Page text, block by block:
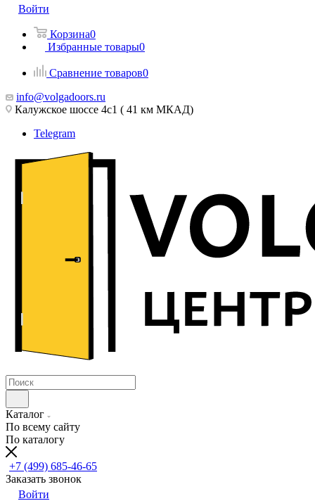
Войти
Корзина0
Избранные товары0
Сравнение товаров0
info@volgadoors.ru
Калужское шоссе 4с1 ( 41 км МКАД)
Telegram
Каталог
По всему сайту
По каталогу
+7 (499) 685-46-65
Заказать звонок
Войти